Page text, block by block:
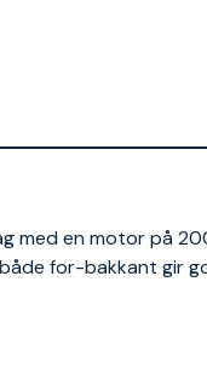
med en motor på
for-bakkant gir